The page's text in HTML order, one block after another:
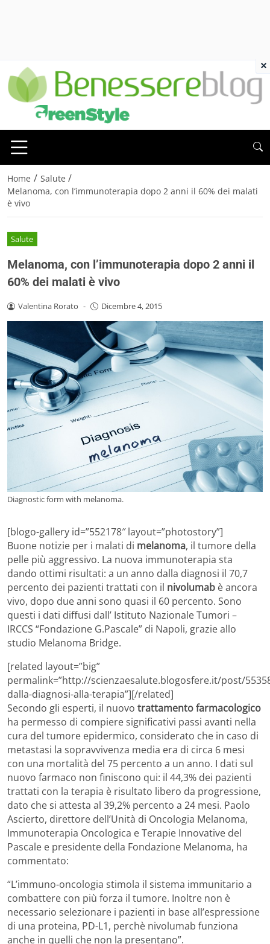
Home / Salute /
Melanoma, con l’immunoterapia dopo 2 anni il 60% dei malati
è vivo
Salute
Melanoma, con l’immunoterapia dopo 2 anni il
60% dei malati è vivo
Valentina Rorato - Dicembre 4, 2015
Diagnostic form with melanoma.
[blogo-gallery id=”552178″ layout=”photostory”]
Buone notizie per i malati di melanoma, il tumore della
pelle più aggressivo. La nuova immunoterapia sta
dando ottimi risultati: a un anno dalla diagnosi il 70,7
percento dei pazienti trattati con il nivolumab è ancora
vivo, dopo due anni sono quasi il 60 percento. Sono
questi i dati diffusi dall’ Istituto Nazionale Tumori –
IRCCS “Fondazione G.Pascale” di Napoli, grazie allo
studio Melanoma Bridge.
[related layout=”big”
permalink=”http://scienzaesalute.blogosfere.it/post/
dalla-diagnosi-alla-terapia”][/related]
Secondo gli esperti, il nuovo trattamento farmacologico
ha permesso di compiere significativi passi avanti nella
cura del tumore epidermico, considerato che in caso di
metastasi la sopravvivenza media era di circa 6 mesi
con una mortalità del 75 percento a un anno. I dati sul
nuovo farmaco non finiscono qui: il 44,3% dei pazienti
trattati con la terapia è risultato libero da progressione,
dato che si attesta al 39,2% percento a 24 mesi. Paolo
Ascierto, direttore dell’Unità di Oncologia Melanoma,
Immunoterapia Oncologica e Terapie Innovative del
Pascale e presidente della Fondazione Melanoma, ha
commentato:
“L’immuno-oncologia stimola il sistema immunitario a
combattere con più forza il tumore. Inoltre non è
necessario selezionare i pazienti in base all’espressione
di una proteina, PD-L1, perchè nivolumab funziona
anche in quelli che non la presentano”.
×